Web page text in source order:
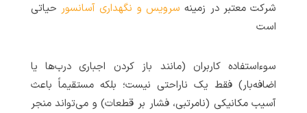
شرکت معتبر در زمینه سرویس و نگهداری آسانسور حیاتی
است
سوءاستفاده کاربران (مانند باز کردن اجباری درب‌ها یا
اضافه‌بار) فقط یک ناراحتی نیست؛ بلکه مستقیماً باعث
آسیب مکانیکی (نامرتبی، فشار بر قطعات) و می‌تواند منجر